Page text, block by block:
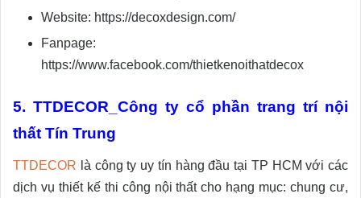
Website: https://decoxdesign.com/
Fanpage:
https://www.facebook.com/thietkenoithatdecox
5. TTDECOR_Công ty cổ phần trang trí nội
thất Tín Trung
TTDECOR là công ty uy tín hàng đầu tại TP HCM với các
dịch vụ thiết kế thi công nội thất cho hạng mục: chung cư,